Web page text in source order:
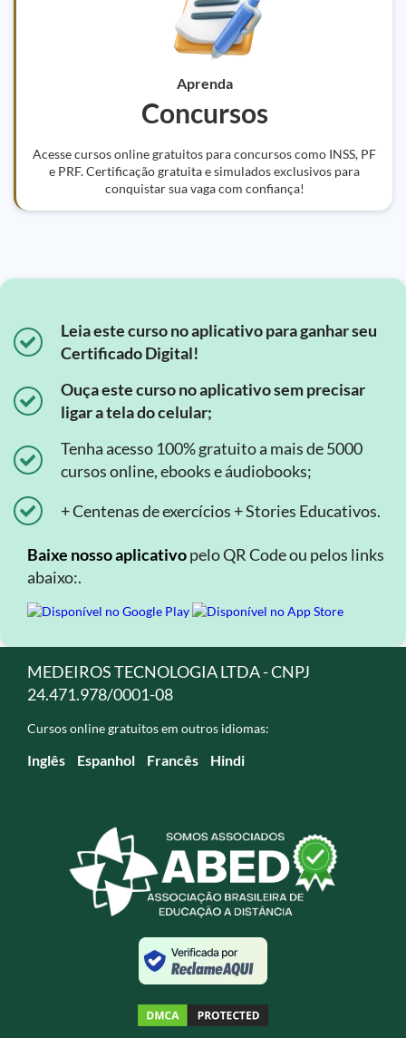
Aprenda
Concursos
Acesse cursos online gratuitos para concursos como INSS, PF
e PRF. Certificação gratuita e simulados exclusivos para
conquistar sua vaga com confiança!
Leia este curso no aplicativo para ganhar seu
Certificado Digital!
Ouça este curso no aplicativo sem precisar
ligar a tela do celular;
Tenha acesso 100% gratuito a mais de 5000
cursos online, ebooks e áudiobooks;
+ Centenas de exercícios + Stories Educativos.
Baixe nosso aplicativopelo QR Code ou pelos links
abaixo:.
MEDEIROS TECNOLOGIA LTDA - CNPJ
24.471.978/0001-08
Cursos online gratuitos em outros idiomas:
Inglês Espanhol Francês Hindi